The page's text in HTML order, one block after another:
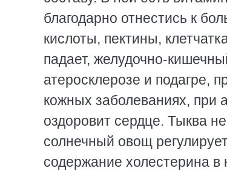
благодарно отнестись к
кислоты, пектины,
падает, желудочно-
атеросклерозе и подагре,
кожных заболеваниях, при
оздоровит сердце. Тыква
солнечный овощ
содержание холестерина в